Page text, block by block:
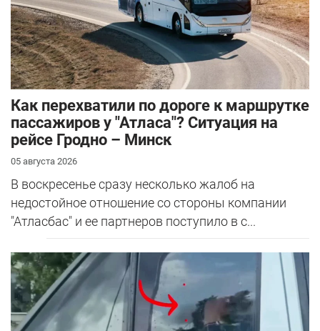
Как перехватили по дороге к маршрутке
пассажиров у "Атласа"? Ситуация на
рейсе Гродно – Минск
05 августа 2026
В воскресенье сразу несколько жалоб на
недостойное отношение со стороны компании
"Атласбас" и ее партнеров поступило в с...